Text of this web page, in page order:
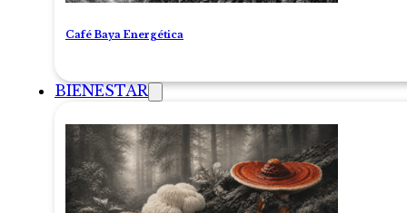
Café Baya Energética
BIENESTAR